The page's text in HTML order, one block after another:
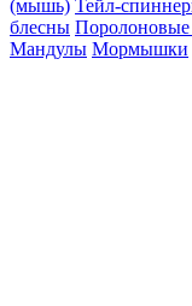
(мышь) Тейл-
блесны
Мандулы Мормышки